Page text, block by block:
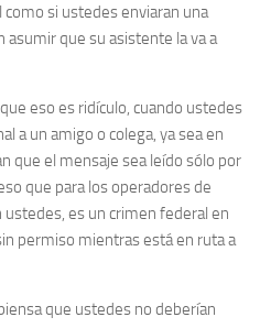
como si ustedes enviaran una
asumir que su asistente la va a
eso es ridículo, cuando ustedes
a un amigo o colega, ya sea en
que el mensaje sea leído sólo por
que para los operadores de
ustedes, es un crimen federal en
permiso mientras está en ruta a
que ustedes no deberían